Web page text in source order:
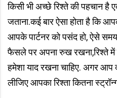
किसी भी अच्छे रिश्ते की पहचान है
जताना.कई बार ऐसा होता है कि
आपके पार्टनर को पसंद हो, ऐसे
फैसले पर अपना रुख रखना,रिश्ते में
हमेशा याद रखना चाहिए. अगर
लीजिए आपका रिश्ता कितना